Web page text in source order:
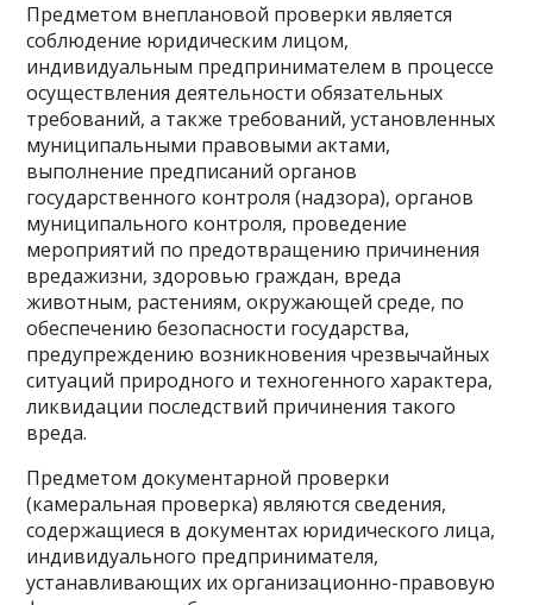
Предметом внеплановой проверки является
соблюдение юридическим лицом,
индивидуальным предпринимателем в процессе
осуществления деятельности обязательных
требований, а также требований, установленных
муниципальными правовыми актами,
выполнение предписаний органов
государственного контроля (надзора), органов
муниципального контроля, проведение
мероприятий по предотвращению причинения
вредажизни, здоровью граждан, вреда
животным, растениям, окружающей среде, по
обеспечению безопасности государства,
предупреждению возникновения чрезвычайных
ситуаций природного и техногенного характера,
ликвидации последствий причинения такого
вреда.
Предметом документарной проверки
(камеральная проверка) являются сведения,
содержащиеся в документах юридического лица,
индивидуального предпринимателя,
устанавливающих их организационно-правовую